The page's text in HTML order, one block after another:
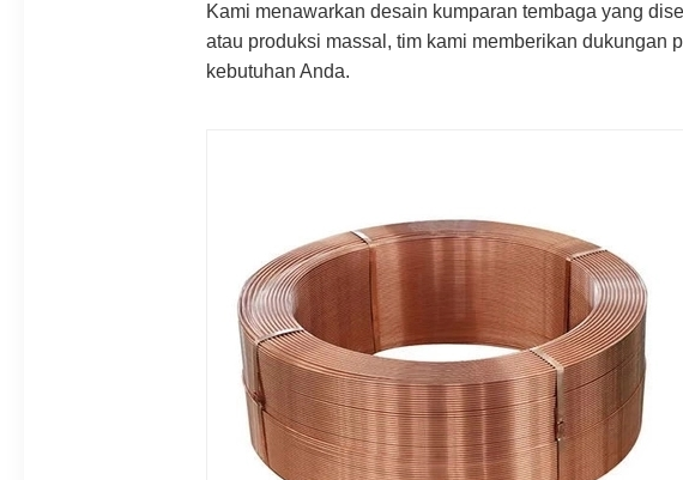
Kami menawarkan desain kumparan tembaga yang
atau produksi massal, tim kami memberikan dukungan
kebutuhan Anda.